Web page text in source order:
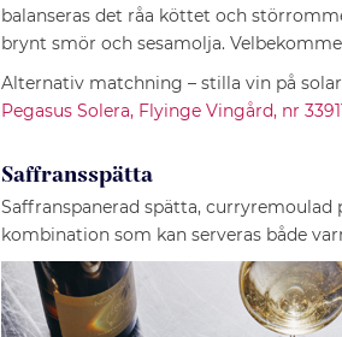
balanseras det råa köttet och
brynt smör och sesamolja.
Alternativ matchning – stilla vin på
Pegasus Solera, Flyinge Vingård, nr
Saffransspätta
Saffranspanerad spätta,
kombination som kan serveras både